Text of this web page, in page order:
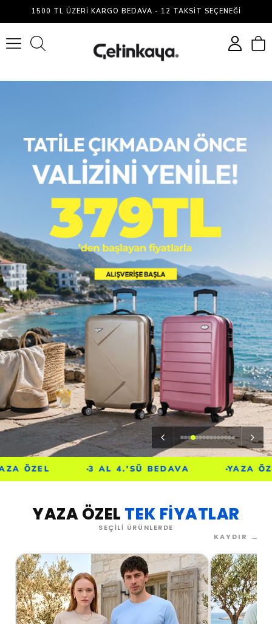
1500 TL ÜZERI KARGO BEDAVA - 12 TAKSIT SEÇENEĞI
3 AL 4.'SÜ BEDAVA YAZA ÖZEL
YAZA ÖZEL TEK FİYATLAR
SEÇİLİ ÜRÜNLERDE
KAYDIR
→